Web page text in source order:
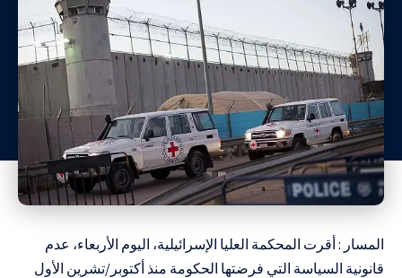
المسار : أقرت المحكمة العليا الإسرائيلية، اليوم الأربعاء، عدم
قانونية السياسة التي فرضتها الحكومة منذ أكتوبر/تشرين الأول